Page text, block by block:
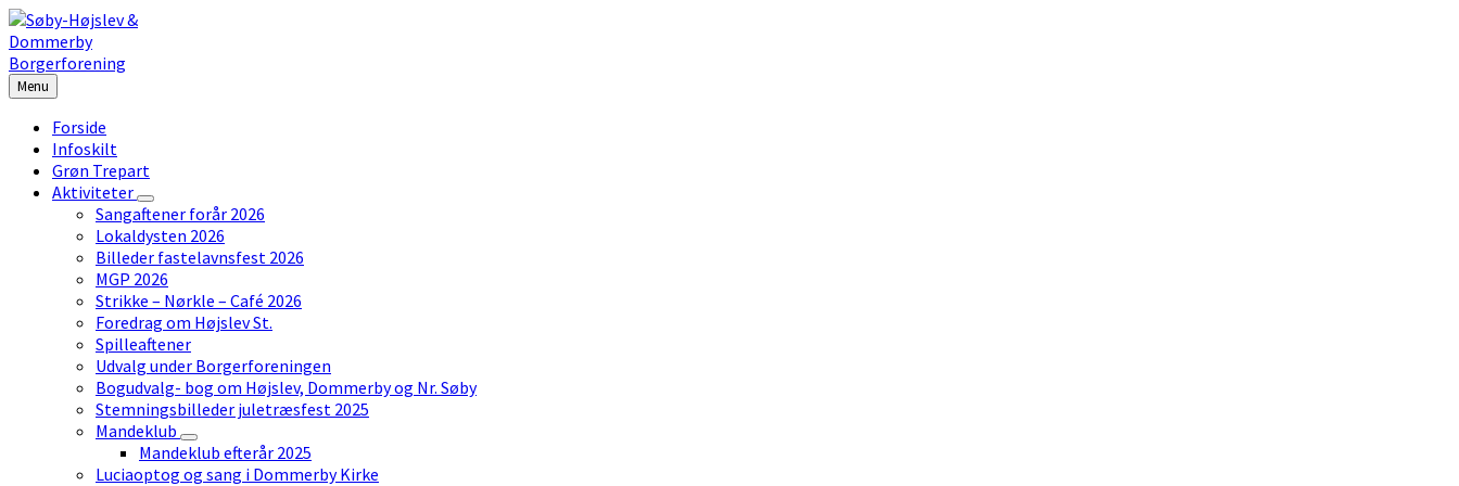
Skip
to
content
Skip
to
left
sidebar
Skip
to
footer
Menu
Forside
Infoskilt
Grøn Trepart
Aktiviteter
Sangaftener forår 2026
Lokaldysten 2026
Billeder fastelavnsfest 2026
MGP 2026
Strikke – Nørkle – Café 2026
Foredrag om Højslev St.
Spilleaftener
Udvalg under Borgerforeningen
Bogudvalg- bog om Højslev, Dommerby og Nr. Søby
Stemningsbilleder juletræsfest 2025
Mandeklub
Mandeklub efterår 2025
Luciaoptog og sang i Dommerby Kirke